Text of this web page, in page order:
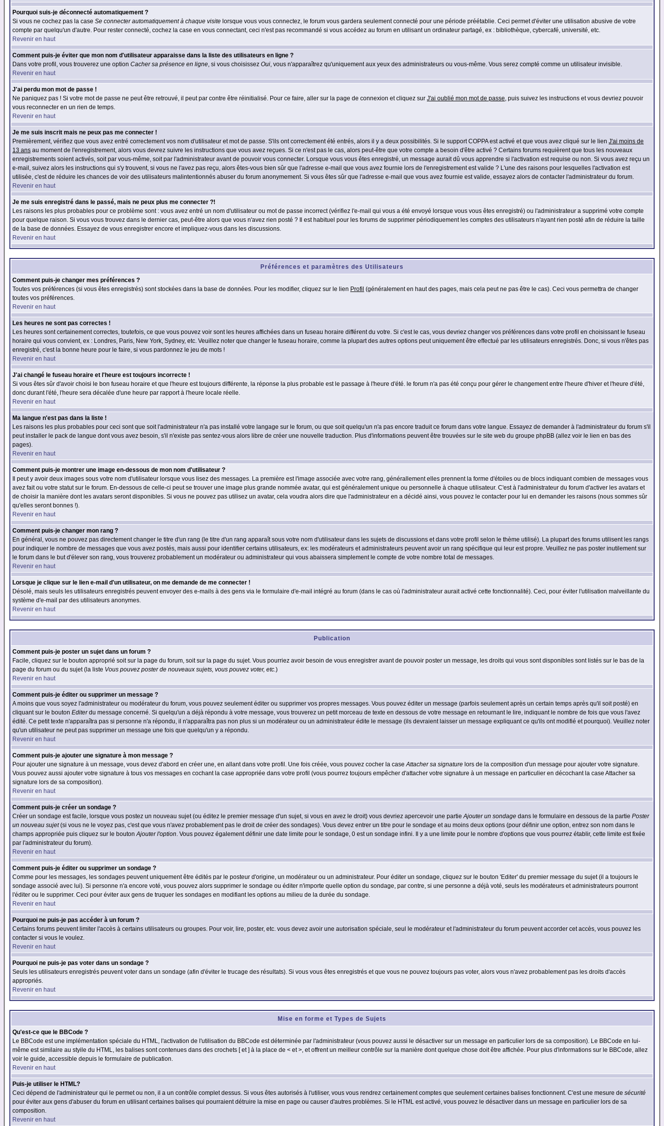
Pourquoi suis-je déconnecté automatiquement ?
Si vous ne cochez pas la case Se connecter automatiquement à chaque visite lorsque vous vous connectez, le forum vous gardera seulement connecté pour une période préétablie. Ceci permet d'éviter une utilisation abusive de votre
compte par quelqu'un d'autre. Pour rester connecté, cochez la case en vous connectant, ceci n'est pas recommandé si vous accédez au forum en utilisant un ordinateur partagé, ex : bibliothèque, cybercafé, université, etc.
Revenir en haut
Comment puis-je éviter que mon nom d'utilisateur apparaisse dans la liste des utilisateurs en ligne ?
Dans votre profil, vous trouverez une option Cacher sa présence en ligne, si vous choisissez Oui, vous n'apparaîtrez qu'uniquement aux yeux des administrateurs ou vous-même. Vous serez compté comme un utilisateur invisible.
Revenir en haut
J'ai perdu mon mot de passe !
Ne paniquez pas ! Si votre mot de passe ne peut être retrouvé, il peut par contre être réinitialisé. Pour ce faire, aller sur la page de connexion et cliquez sur J'ai oublié mon mot de passe, puis suivez les instructions et vous devriez pouvoir
vous reconnecter en un rien de temps.
Revenir en haut
Je me suis inscrit mais ne peux pas me connecter !
Premièrement, vérifiez que vous avez entré correctement vos nom d'utilisateur et mot de passe. S'ils ont correctement été entrés, alors il y a deux possibilités. Si le support COPPA est activé et que vous avez cliqué sur le lien J'ai moins de
13 ans au moment de l'enregistrement, alors vous devrez suivre les instructions que vous avez reçues. Si ce n'est pas le cas, alors peut-être que votre compte a besoin d'être activé ? Certains forums requièrent que tous les nouveaux
enregistrements soient activés, soit par vous-même, soit par l'administrateur avant de pouvoir vous connecter. Lorsque vous vous êtes enregistré, un message aurait dû vous apprendre si l'activation est requise ou non. Si vous avez reçu un
e-mail, suivez alors les instructions qui s'y trouvent, si vous ne l'avez pas reçu, alors êtes-vous bien sûr que l'adresse e-mail que vous avez fournie lors de l'enregistrement est valide ? L'une des raisons pour lesquelles l'activation est
utilisée, c'est de réduire les chances de voir des utilisateurs malintentionnés abuser du forum anonymement. Si vous êtes sûr que l'adresse e-mail que vous avez fournie est valide, essayez alors de contacter l'administrateur du forum.
Revenir en haut
Je me suis enregistré dans le passé, mais ne peux plus me connecter ?!
Les raisons les plus probables pour ce problème sont : vous avez entré un nom d'utilisateur ou mot de passe incorrect (vérifiez l'e-mail qui vous a été envoyé lorsque vous vous êtes enregistré) ou l'administrateur a supprimé votre compte
pour quelque raison. Si vous vous trouvez dans le dernier cas, peut-être alors que vous n'avez rien posté ? Il est habituel pour les forums de supprimer périodiquement les comptes des utilisateurs n'ayant rien posté afin de réduire la taille
de la base de données. Essayez de vous enregistrer encore et impliquez-vous dans les discussions.
Revenir en haut
Préférences et paramètres des Utilisateurs
Comment puis-je changer mes préférences ?
Toutes vos préférences (si vous êtes enregistrés) sont stockées dans la base de données. Pour les modifier, cliquez sur le lien Profil (généralement en haut des pages, mais cela peut ne pas être le cas). Ceci vous permettra de changer
toutes vos préférences.
Revenir en haut
Les heures ne sont pas correctes !
Les heures sont certainement correctes, toutefois, ce que vous pouvez voir sont les heures affichées dans un fuseau horaire différent du votre. Si c'est le cas, vous devriez changer vos préférences dans votre profil en choisissant le fuseau
horaire qui vous convient, ex : Londres, Paris, New York, Sydney, etc. Veuillez noter que changer le fuseau horaire, comme la plupart des autres options peut uniquement être effectué par les utilisateurs enregistrés. Donc, si vous n'êtes pas
enregistré, c'est la bonne heure pour le faire, si vous pardonnez le jeu de mots !
Revenir en haut
J'ai changé le fuseau horaire et l'heure est toujours incorrecte !
Si vous êtes sûr d'avoir choisi le bon fuseau horaire et que l'heure est toujours différente, la réponse la plus probable est le passage à l'heure d'été. le forum n'a pas été conçu pour gérer le changement entre l'heure d'hiver et l'heure d'été,
donc durant l'été, l'heure sera décalée d'une heure par rapport à l'heure locale réelle.
Revenir en haut
Ma langue n'est pas dans la liste !
Les raisons les plus probables pour ceci sont que soit l'administrateur n'a pas installé votre langage sur le forum, ou que soit quelqu'un n'a pas encore traduit ce forum dans votre langue. Essayez de demander à l'administrateur du forum s'il
peut installer le pack de langue dont vous avez besoin, s'il n'existe pas sentez-vous alors libre de créer une nouvelle traduction. Plus d'informations peuvent être trouvées sur le site web du groupe phpBB (allez voir le lien en bas des
pages).
Revenir en haut
Comment puis-je montrer une image en-dessous de mon nom d'utilisateur ?
Il peut y avoir deux images sous votre nom d'utilisateur lorsque vous lisez des messages. La première est l'image associée avec votre rang, générallement elles prennent la forme d'étoiles ou de blocs indiquant combien de messages vous
avez fait ou votre statut sur le forum. En-dessous de celle-ci peut se trouver une image plus grande nommée avatar, qui est généralement unique ou personnelle à chaque utilisateur. C'est à l'administrateur du forum d'activer les avatars et
de choisir la manière dont les avatars seront disponibles. Si vous ne pouvez pas utilisez un avatar, cela voudra alors dire que l'administrateur en a décidé ainsi, vous pouvez le contacter pour lui en demander les raisons (nous sommes sûr
qu'elles seront bonnes !).
Revenir en haut
Comment puis-je changer mon rang ?
En général, vous ne pouvez pas directement changer le titre d'un rang (le titre d'un rang apparaît sous votre nom d'utilisateur dans les sujets de discussions et dans votre profil selon le thème utilisé). La plupart des forums utilisent les rangs
pour indiquer le nombre de messages que vous avez postés, mais aussi pour identifier certains utilisateurs, ex: les modérateurs et administrateurs peuvent avoir un rang spécifique qui leur est propre. Veuillez ne pas poster inutilement sur
le forum dans le but d'élever son rang, vous trouverez probablement un modérateur ou administrateur qui vous abaissera simplement le compte de votre nombre total de messages.
Revenir en haut
Lorsque je clique sur le lien e-mail d'un utilisateur, on me demande de me connecter !
Désolé, mais seuls les utilisateurs enregistrés peuvent envoyer des e-mails à des gens via le formulaire d'e-mail intégré au forum (dans le cas où l'administrateur aurait activé cette fonctionnalité). Ceci, pour éviter l'utilisation malveillante du
système d'e-mail par des utilisateurs anonymes.
Revenir en haut
Publication
Comment puis-je poster un sujet dans un forum ?
Facile, cliquez sur le bouton approprié soit sur la page du forum, soit sur la page du sujet. Vous pourriez avoir besoin de vous enregistrer avant de pouvoir poster un message, les droits qui vous sont disponibles sont listés sur le bas de la
page du forum ou du sujet (la liste Vous pouvez poster de nouveaux sujets, vous pouvez voter, etc.)
Revenir en haut
Comment puis-je éditer ou supprimer un message ?
A moins que vous soyez l'administrateur ou modérateur du forum, vous pouvez seulement éditer ou supprimer vos propres messages. Vous pouvez éditer un message (parfois seulement après un certain temps après qu'il soit posté) en
cliquant sur le bouton Editerdu message concerné. Si quelqu'un a déjà répondu à votre message, vous trouverez un petit morceau de texte en dessous de votre message en retournant le lire, indiquant le nombre de fois que vous l'avez
édité. Ce petit texte n'apparaîtra pas si personne n'a répondu, il n'apparaîtra pas non plus si un modérateur ou un administrateur édite le message (ils devraient laisser un message expliquant ce qu'ils ont modifié et pourquoi). Veuillez noter
qu'un utilisateur ne peut pas supprimer un message une fois que quelqu'un y a répondu.
Revenir en haut
Comment puis-je ajouter une signature à mon message ?
Pour ajouter une signature à un message, vous devez d'abord en créer une, en allant dans votre profil. Une fois créée, vous pouvez cocher la caseAttacher sa signature lors de la composition d'un message pour ajouter votre signature.
Vous pouvez aussi ajouter votre signature à tous vos messages en cochant la case appropriée dans votre profil (vous pourrez toujours empêcher d'attacher votre signature à un message en particulier en décochant la case Attacher sa
signature lors de sa composition).
Revenir en haut
Comment puis-je créer un sondage ?
Créer un sondage est facile, lorsque vous postez un nouveau sujet (ou éditez le premier message d'un sujet, si vous en avez le droit) vous devriez apercevoir une partieAjouter un sondage dans le formulaire en dessous de la partie Poster
un nouveau sujet(si vous ne le voyez pas, c'est que vous n'avez probablement pas le droit de créer des sondages). Vous devez entrer un titre pour le sondage et au moins deux options (pour définir une option, entrez son nom dans le
champs appropriée puis cliquez sur le boutonAjouter l'option. Vous pouvez également définir une date limite pour le sondage, 0 est un sondage infini. Il y a une limite pour le nombre d'options que vous pourrez établir, cette limite est fixée
par l'administrateur du forum).
Revenir en haut
Comment puis-je éditer ou supprimer un sondage ?
Comme pour les messages, les sondages peuvent uniquement être édités par le posteur d'origine, un modérateur ou un administrateur. Pour éditer un sondage, cliquez sur le bouton 'Editer' du premier message du sujet (il a toujours le
sondage associé avec lui). Si personne n'a encore voté, vous pouvez alors supprimer le sondage ou éditer n'importe quelle option du sondage, par contre, si une personne a déjà voté, seuls les modérateurs et administrateurs pourront
l'éditer ou le supprimer. Ceci pour éviter aux gens de truquer les sondages en modifiant les options au milieu de la durée du sondage.
Revenir en haut
Pourquoi ne puis-je pas accéder à un forum ?
Certains forums peuvent limiter l'accès à certains utilisateurs ou groupes. Pour voir, lire, poster, etc. vous devez avoir une autorisation spéciale, seul le modérateur et l'administrateur du forum peuvent accorder cet accès, vous pouvez les
contacter si vous le voulez.
Revenir en haut
Pourquoi ne puis-je pas voter dans un sondage ?
Seuls les utilisateurs enregistrés peuvent voter dans un sondage (afin d'éviter le trucage des résultats). Si vous vous êtes enregistrés et que vous ne pouvez toujours pas voter, alors vous n'avez probablement pas les droits d'accès
appropriés.
Revenir en haut
Mise en forme et Types de Sujets
Qu'est-ce que le BBCode ?
Le BBCode est une implémentation spéciale du HTML, l'activation de l'utilisation du BBCode est déterminée par l'administrateur (vous pouvez aussi le désactiver sur un message en particulier lors de sa composition). Le BBCode en lui-
même est similaire au styile du HTML, les balises sont contenues dans des crochets [ et ] à la place de < et >, et offrent un meilleur contrôle sur la manière dont quelque chose doit être affichée. Pour plus d'informations sur le BBCode, allez
voir le guide, accessible depuis le formulaire de publication.
Revenir en haut
Puis-je utiliser le HTML?
Ceci dépend de l'administrateur qui le permet ou non, il a un contrôle complet dessus. Si vous êtes autorisés à l'utiliser, vous vous rendrez certainement comptes que seulement certaines balises fonctionnent. C'est une mesure de sécurité
pour éviter aux gens d'abuser du forum en utilisant certaines balises qui pourraient détruire la mise en page ou causer d'autres problèmes. Si le HTML est activé, vous pouvez le désactiver dans un message en particulier lors de sa
composition.
Revenir en haut